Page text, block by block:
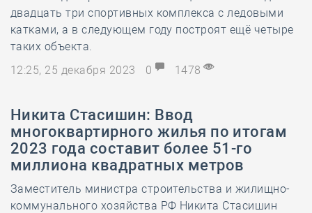
двадцать три спортивных комплекса с ледовыми
катками, а в следующем году построят ещё четыре
таких объекта.
12:25, 25 декабря 2023
0 1478
Никита Стасишин: Ввод
многоквартирного жилья по итогам
2023 года составит более 51-го
миллиона квадратных метров
Заместитель министра строительства и жилищно-
коммунального хозяйства РФ Никита Стасишин